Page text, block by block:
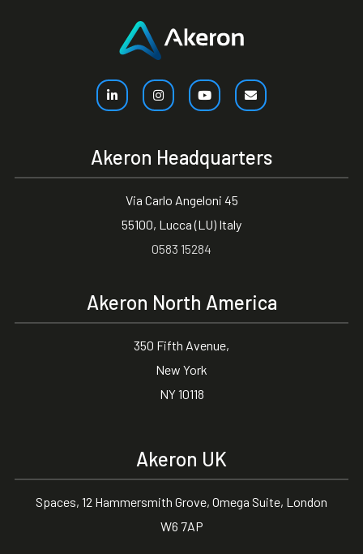
Akeron Headquarters
Via Carlo Angeloni 45
55100, Lucca (LU) Italy
0583 15284
Akeron North America
350 Fifth Avenue,
New York
NY 10118
Akeron UK
Spaces, 12 Hammersmith Grove, Omega Suite, London
W6 7AP